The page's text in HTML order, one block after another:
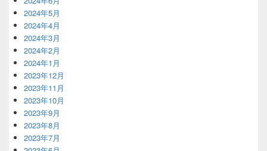
2024年5月
2024年4月
2024年3月
2024年2月
2024年1月
2023年12月
2023年11月
2023年10月
2023年9月
2023年8月
2023年7月